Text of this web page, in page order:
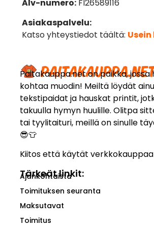
Paitakauppa.net on paikka, jossa
kohtaa muodin! Meiltä löydät
tekstipaidat ja hauskat printit,
takuulla hymyn huulille. Olitpa
tai tyylitaituri, meillä on sinulle
😎👕
Kiitos että käytät
Tärkeät linkit:
Ajankohtaista
Toimituksen seuranta
Maksutavat
Toimitus
Alv-numero:FI26589116
Asiakaspalvelu:
Katso yhteystiedot täältä: